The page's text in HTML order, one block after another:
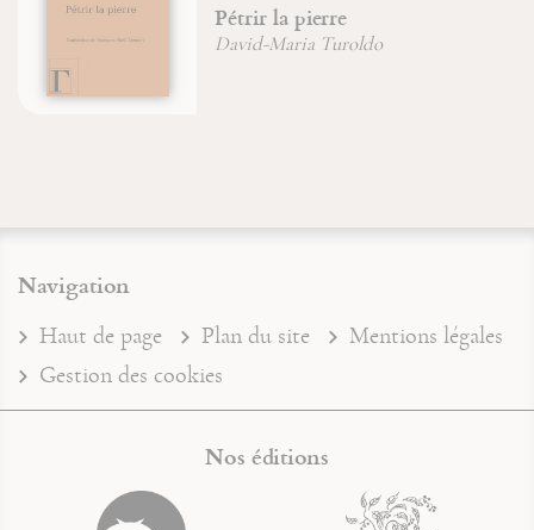
Pétrir la pierre
David-Maria Turoldo
Navigation
Haut de page Plan du site
Mentions légales
Gestion des cookies
Nos éditions